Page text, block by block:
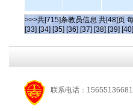
>>>共[715]条教员信息 共[48]页
[33] [34] [35] [36] [37] [38] [39] [40]
联系电话：